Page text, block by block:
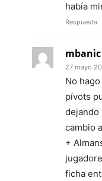
había
Respuesta
mbanic
27 mayo
No
pívots
dejando
cambio
+
ficha